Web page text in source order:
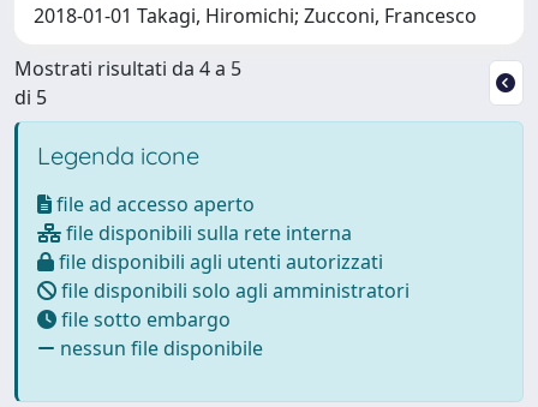
2018-01-01 Takagi, Hiromichi; Zucconi, Francesco
Mostrati risultati da 4 a 5
di 5
Legenda icone
file ad accesso aperto
file disponibili sulla rete interna
file disponibili agli utenti autorizzati
file disponibili solo agli amministratori
file sotto embargo
nessun file disponibile